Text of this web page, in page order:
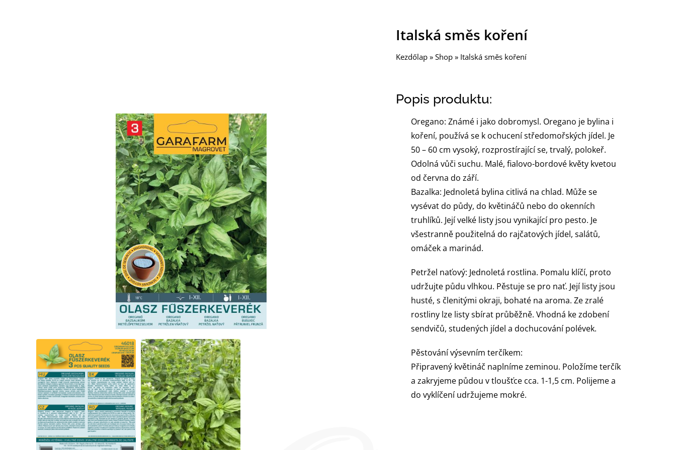
Italská směs koření
Kezdőlap » Shop » Italská směs koření
Popis produktu:
Oregano: Známé i jako dobromysl. Oregano je bylina i
koření, používá se k ochucení středomořských jídel. Je
50 – 60 cm vysoký, rozprostírající se, trvalý, polokeř.
Odolná vůči suchu. Malé, fialovo-bordové květy kvetou
od června do září.
Bazalka: Jednoletá bylina citlivá na chlad. Může se
vysévat do půdy, do květináčů nebo do okenních
truhlíků. Její velké listy jsou vynikající pro pesto. Je
všestranně použitelná do rajčatových jídel, salátů,
omáček a marinád.
Petržel naťový: Jednoletá rostlina. Pomalu klíčí, proto
udržujte půdu vlhkou. Pěstuje se pro nať. Její listy jsou
husté, s členitými okraji, bohaté na aroma. Ze zralé
rostliny lze listy sbírat průběžně. Vhodná ke zdobení
sendvičů, studených jídel a dochucování polévek.
Pěstování výsevním terčíkem:
Připravený květináč naplníme zeminou. Položíme terčík
a zakryjeme půdou v tloušťce cca. 1-1,5 cm. Polijeme a
do vyklíčení udržujeme mokré.